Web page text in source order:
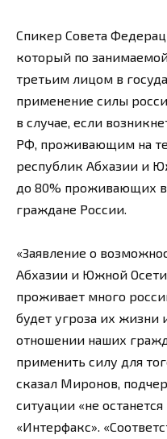
Спикер Совета
который по
третьим лицом в
применение силы
в случае, если
РФ, проживающим на
республик Абхазии и
до 80% проживающих
граждане России.
«Заявление о
Абхазии и Южной
проживает много
будет угроза их
отношении наших
применить силу для
сказал Миронов,
ситуации «не
«Интерфакс».